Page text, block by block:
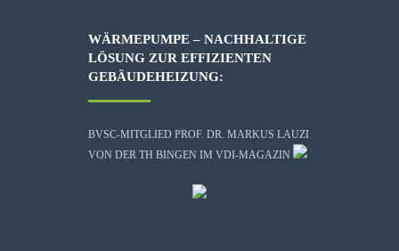
WÄRMEPUMPE – NACHHALTIGE
LÖSUNG ZUR EFFIZIENTEN
GEBÄUDEHEIZUNG:
BVSC-MITGLIED PROF. DR. MARKUS LAUZI
VON DER TH BINGEN IM VDI-MAGAZIN